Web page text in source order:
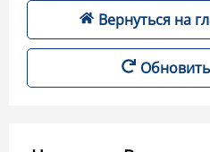
Вернуться на